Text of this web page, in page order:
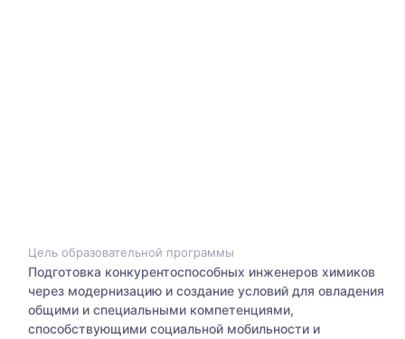
Цель образовательной программы
Подготовка конкурентоспособных инженеров химиков
через модернизацию и создание условий для овладения
общими и специальными компетенциями,
способствующими социальной мобильности и